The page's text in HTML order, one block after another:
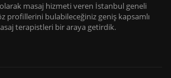
olarak masaj hizmeti veren İstanbul geneli
profillerini bulabileceğiniz geniş kapsamlı
terapistleri bir araya getirdik.